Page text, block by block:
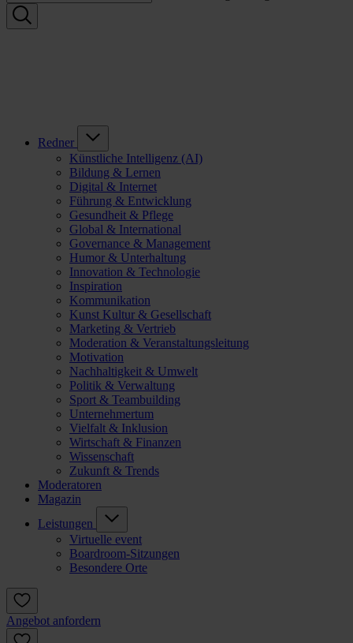
Redner
Künstliche Intelligenz (AI)
Bildung & Lernen
Digital & Internet
Führung & Entwicklung
Gesundheit & Pflege
Global & International
Governance & Management
Humor & Unterhaltung
Innovation & Technologie
Inspiration
Kommunikation
Kunst Kultur & Gesellschaft
Marketing & Vertrieb
Moderation & Veranstaltungsleitung
Motivation
Nachhaltigkeit & Umwelt
Politik & Verwaltung
Sport & Teambuilding
Unternehmertum
Vielfalt & Inklusion
Wirtschaft & Finanzen
Wissenschaft
Zukunft & Trends
Moderatoren
Magazin
Leistungen
Virtuelle event
Boardroom-Sitzungen
Besondere Orte
Angebot anfordern